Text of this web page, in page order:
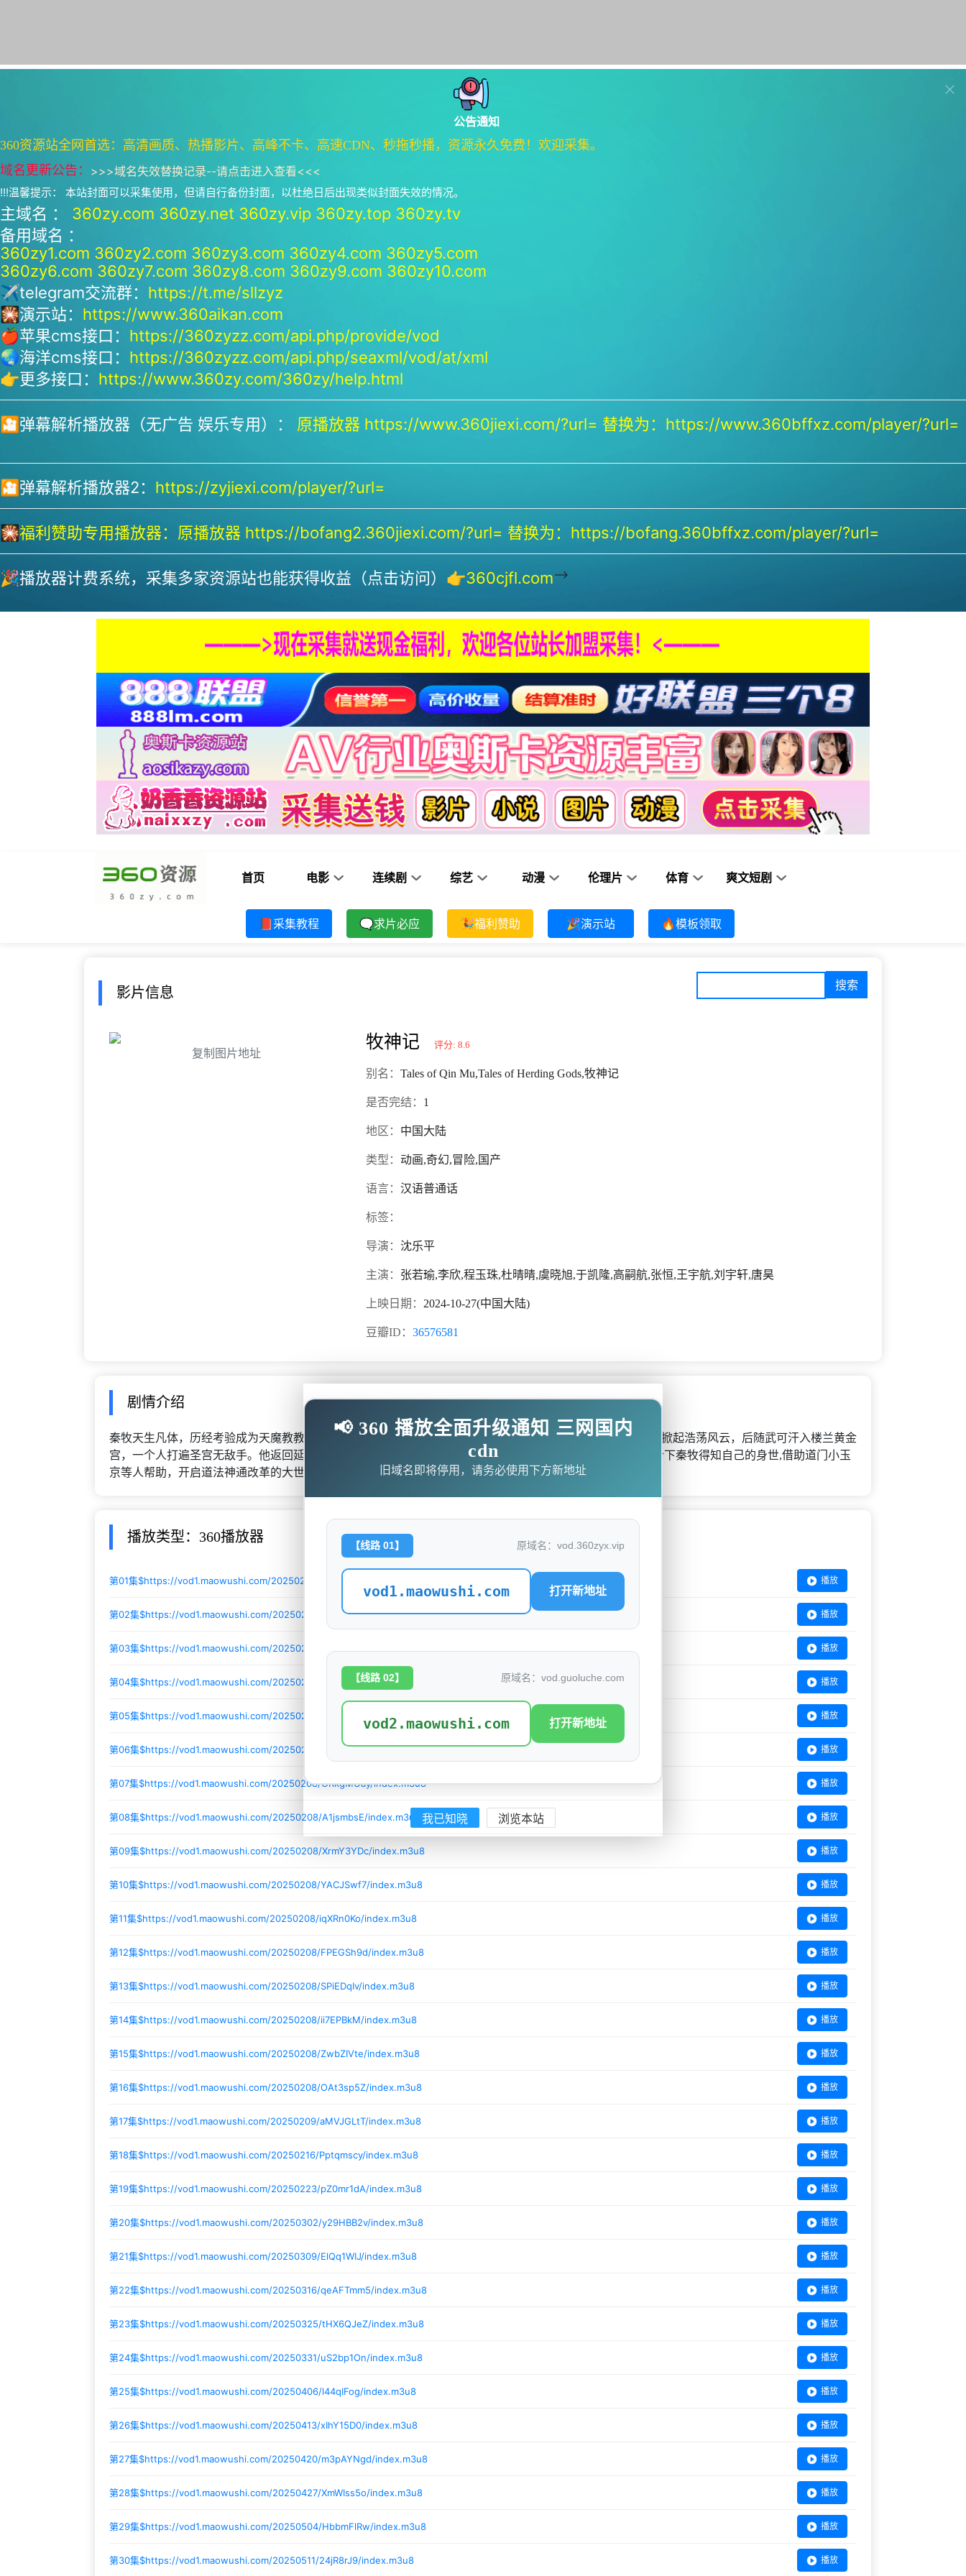
公告通知
360资源站全网首选：高清画质、热播影片、高峰不卡、高速CDN、秒拖秒播，资源永久免费！欢迎采集。
域名更新公告： >>>域名失效替换记录--请点击进入查看<<<
!!!温馨提示： 本站封面可以采集使用，但请自行备份封面，以杜绝日后出现类似封面失效的情况。
主域名 ： 360zy.com 360zy.net 360zy.vip 360zy.top 360zy.tv
备用域名 ：
360zy1.com 360zy2.com 360zy3.com 360zy4.com 360zy5.com
360zy6.com 360zy7.com 360zy8.com 360zy9.com 360zy10.com
✈telegram交流群： https://t.me/sllzyz
🎇演示站： https://www.360aikan.com
🍎苹果cms接口： https://360zyzz.com/api.php/provide/vod
🌏海洋cms接口： https://360zyzz.com/api.php/seaxml/vod/at/xml
👉更多接口： https://www.360zy.com/360zy/help.html
🎦弹幕解析播放器（无广告 娱乐专用）： 原播放器 https://www.360jiexi.com/?url= 替换为：https://www.360bffxz.com/player/?url=
🎦弹幕解析播放器2： https://zyjiexi.com/player/?url=
🎇福利赞助专用播放器： 原播放器 https://bofang2.360jiexi.com/?url= 替换为：https://bofang.360bffxz.com/player/?url=
🎉播放器计费系统，采集多家资源站也能获得收益（点击访问）👉360cjfl.com-->
首页 电影 连续剧 综艺 动漫 伦理片 体育 爽文短剧
📕采集教程 🗨求片必应 🎉福利赞助 🎉演示站 🔥模板领取
影片信息
复制图片地址
牧神记 评分: 8.6
别名： Tales of Qin Mu,Tales of Herding Gods,牧神记
是否完结： 1
地区： 中国大陆
类型： 动画,奇幻,冒险,国产
语言： 汉语普通话
标签：
导演： 沈乐平
主演： 张若瑜,李欣,程玉珠,杜晴晴,虞晓旭,于凯隆,高嗣航,张恒,王宇航,刘宇轩,唐昊
上映日期： 2024-10-27(中国大陆)
豆瓣ID： 36576581
剧情介绍
秦牧天生凡体，历经考验成为天魔教教主，被延康国封为第一任太学博士。延康国叛乱之战中秦牧引来魔神，掀起浩荡风云，后随武可汗入楼兰黄金
宫，一个人打遍圣宫无敌手。他返回延康,助国师平叛、造射日神炮，后得人皇传承成为新一代人皇。机缘巧合下秦牧得知自己的身世,借助道门小玉
京等人帮助，开启道法神通改革的大世。
播放类型：360播放器
第01集$https://vod1.maowushi.com/20250206/V6mknOEU/index.m3u8 播放
第02集$https://vod1.maowushi.com/20250206/lHQBpjG4/index.m3u8 播放
第03集$https://vod1.maowushi.com/20250208/gQWXGbYX/index.m3u8 播放
第04集$https://vod1.maowushi.com/20250208/BhzAyXfZ/index.m3u8 播放
第05集$https://vod1.maowushi.com/20250208/w41fYSA1/index.m3u8 播放
第06集$https://vod1.maowushi.com/20250208/DBfvj7KG/index.m3u8 播放
第07集$https://vod1.maowushi.com/20250208/ORkgMUay/index.m3u8 播放
第08集$https://vod1.maowushi.com/20250208/A1jsmbsE/index.m3u8 播放
第09集$https://vod1.maowushi.com/20250208/XrmY3YDc/index.m3u8 播放
第10集$https://vod1.maowushi.com/20250208/YACJSwf7/index.m3u8 播放
第11集$https://vod1.maowushi.com/20250208/iqXRn0Ko/index.m3u8 播放
第12集$https://vod1.maowushi.com/20250208/FPEGSh9d/index.m3u8 播放
第13集$https://vod1.maowushi.com/20250208/SPiEDqIv/index.m3u8 播放
第14集$https://vod1.maowushi.com/20250208/ii7EPBkM/index.m3u8 播放
第15集$https://vod1.maowushi.com/20250208/ZwbZIVte/index.m3u8 播放
第16集$https://vod1.maowushi.com/20250208/OAt3sp5Z/index.m3u8 播放
第17集$https://vod1.maowushi.com/20250209/aMVJGLtT/index.m3u8 播放
第18集$https://vod1.maowushi.com/20250216/Pptqmscy/index.m3u8 播放
第19集$https://vod1.maowushi.com/20250223/pZ0mr1dA/index.m3u8 播放
第20集$https://vod1.maowushi.com/20250302/y29HBB2v/index.m3u8 播放
第21集$https://vod1.maowushi.com/20250309/ElQq1WIJ/index.m3u8 播放
第22集$https://vod1.maowushi.com/20250316/qeAFTmm5/index.m3u8 播放
第23集$https://vod1.maowushi.com/20250325/tHX6QJeZ/index.m3u8 播放
第24集$https://vod1.maowushi.com/20250331/uS2bp1On/index.m3u8 播放
第25集$https://vod1.maowushi.com/20250406/l44qIFog/index.m3u8 播放
第26集$https://vod1.maowushi.com/20250413/xIhY15D0/index.m3u8 播放
第27集$https://vod1.maowushi.com/20250420/m3pAYNgd/index.m3u8 播放
第28集$https://vod1.maowushi.com/20250427/XmWIss5o/index.m3u8 播放
第29集$https://vod1.maowushi.com/20250504/HbbmFlRw/index.m3u8 播放
第30集$https://vod1.maowushi.com/20250511/24jR8rJ9/index.m3u8 播放
📢 360 播放全面升级通知 三网国内
cdn
旧域名即将停用，请务必使用下方新地址
【线路 01】 原域名：vod.360zyx.vip
vod1.maowushi.com 打开新地址
【线路 02】 原域名：vod.guoluche.com
vod2.maowushi.com 打开新地址
我已知晓 浏览本站